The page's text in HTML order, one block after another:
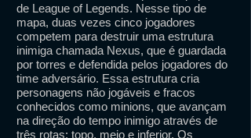
de League of Legends. Nesse tipo de
mapa, duas vezes cinco jogadores
competem para destruir uma estrutura
inimiga chamada Nexus, que é guardada
por torres e defendida pelos jogadores do
time adversário. Essa estrutura cria
personagens não jogáveis ​​e fracos
conhecidos como minions, que avançam
na direção do tempo inimigo através de
três rotas: topo, meio e inferior. Os